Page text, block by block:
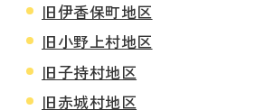
旧伊香保町地区
旧小野上村地区
旧子持村地区
旧赤城村地区